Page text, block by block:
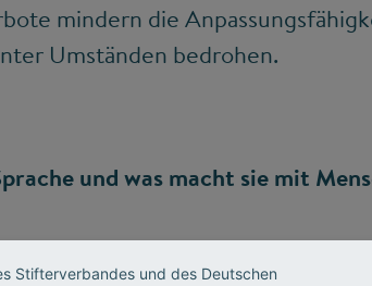
mindern die
Umständen bedrohen.
und was macht sie mit
Stifterverbandes und des Deutschen